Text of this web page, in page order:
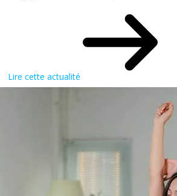
Lire cette actualité